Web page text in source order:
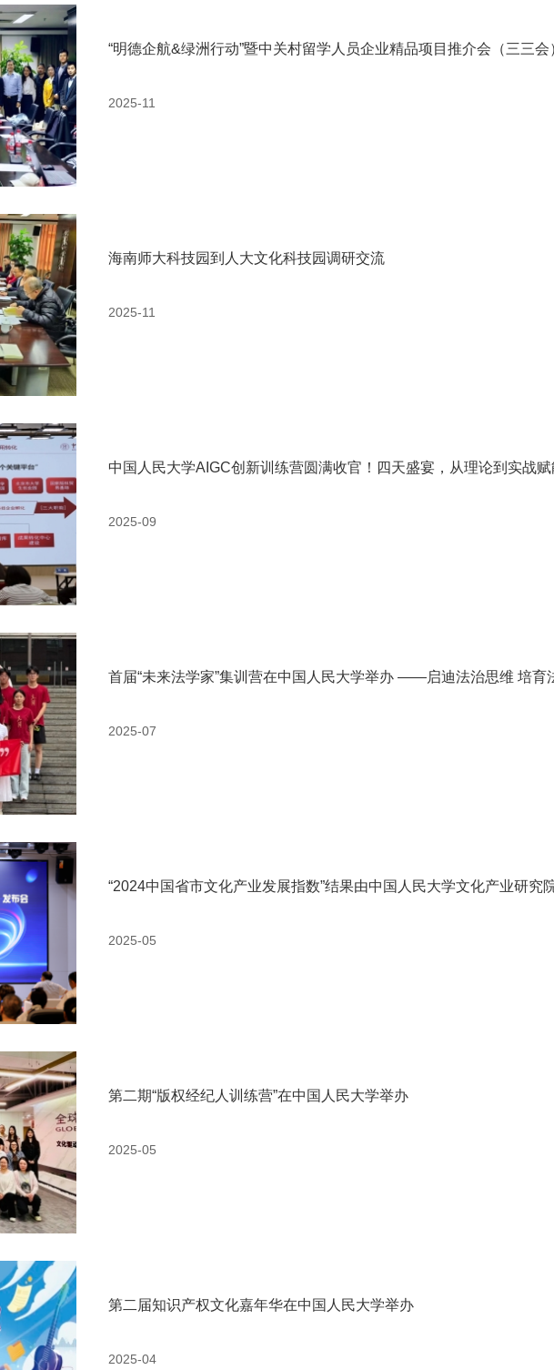
“明德企航&绿洲行动”暨中关村留学人员企业精品项目推介会（三三
2025-11
海南师大科技园到人大文化科技园调研交流
2025-11
中国人民大学AIGC创新训练营圆满收官！四天盛宴，从理论到实战赋
2025-09
首届“未来法学家”集训营在中国人民大学举办 ——启迪法治思维 培育
2025-07
“2024中国省市文化产业发展指数”结果由中国人民大学文化产业研究
2025-05
第二期“版权经纪人训练营”在中国人民大学举办
2025-05
第二届知识产权文化嘉年华在中国人民大学举办
2025-04